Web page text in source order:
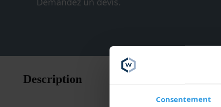
Consentement
Description
Wixx
de
Peinture